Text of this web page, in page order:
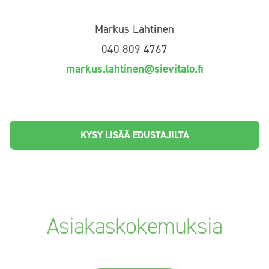
Markus Lahtinen
040 809 4767
markus.lahtinen@sievitalo.fi
KYSY LISÄÄ EDUSTAJILTA
Asiakaskokemuksia